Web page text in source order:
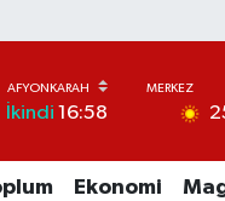
İkindi 16:58
Ekonomi